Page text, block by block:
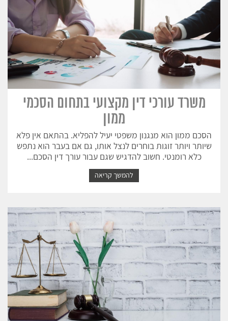
משרד עורכי דין מקצועי בתחום הסכמי
ממון
הסכם ממון הוא מנגנון משפטי יעיל להפליא. בהתאם אין פלא
שיותר ויותר זוגות בוחרים לנצל אותו, גם אם בעבר הוא נתפש
כלא רומנטי. חשוב להדגיש שגם עבור עורך דין הסכם...
להמשך קריאה